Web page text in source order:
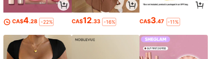
CA$4.28 -22% CA$12.33 -16% CA$3.47 -11%